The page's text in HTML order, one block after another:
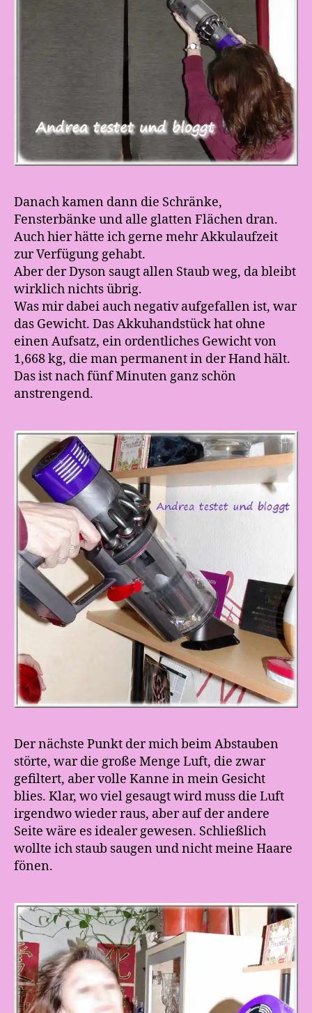
Danach kamen dann die Schränke,
Fensterbänke und alle glatten Flächen dran.
Auch hier hätte ich gerne mehr Akkulaufzeit
zur Verfügung gehabt.
Aber der Dyson saugt allen Staub weg, da bleibt
wirklich nichts übrig.
Was mir dabei auch negativ aufgefallen ist, war
das Gewicht. Das Akkuhandstück hat ohne
einen Aufsatz, ein ordentliches Gewicht von
1,668 kg, die man permanent in der Hand hält.
Das ist nach fünf Minuten ganz schön
anstrengend.
Der nächste Punkt der mich beim Abstauben
störte, war die große Menge Luft, die zwar
gefiltert, aber volle Kanne in mein Gesicht
blies. Klar, wo viel gesaugt wird muss die Luft
irgendwo wieder raus, aber auf der andere
Seite wäre es idealer gewesen. Schließlich
wollte ich staub saugen und nicht meine Haare
fönen.